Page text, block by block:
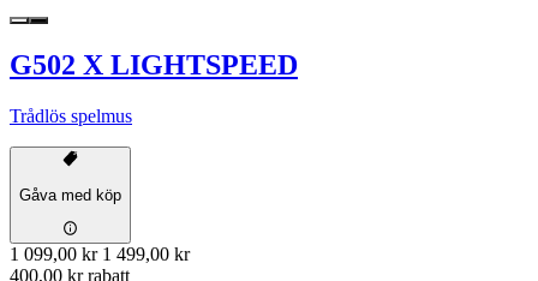
G502 X LIGHTSPEED
Trådlös spelmus
Gåva med köp
1 099,00 kr 1 499,00 kr
400,00 kr rabatt